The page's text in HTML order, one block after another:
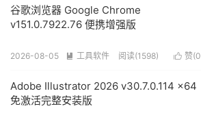
谷歌浏览器 Google Chrome
v151.0.7922.76 便携增强版
 赞(0
2026-08-05  工具软件 阅读(1598)
Adobe Illustrator 2026 v30.7.0.114 x64
免激活完整安装版